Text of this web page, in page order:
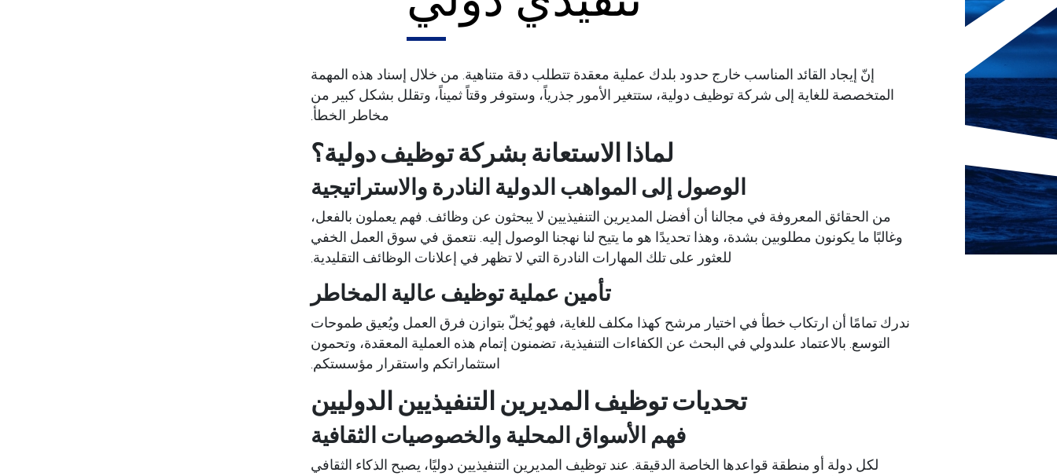
إنّ إيجاد القائد المناسب خارج حدود بلدك عملية معقدة تتطلب دقة متناهية. من خلال إسناد هذه المهمة
المتخصصة للغاية إلى شركة توظيف دولية، ستتغير الأمور جذرياً، وستوفر وقتاً ثميناً، وتقلل بشكل كبير من
مخاطر الخطأ.
لماذا الاستعانة بشركة توظيف دولية؟
الوصول إلى المواهب الدولية النادرة والاستراتيجية
من الحقائق المعروفة في مجالنا أن أفضل المديرين التنفيذيين لا يبحثون عن وظائف. فهم يعملون بالفعل،
وغالبًا ما يكونون مطلوبين بشدة، وهذا تحديدًا هو ما يتيح لنا نهجنا الوصول إليه. نتعمق في سوق العمل الخفي
للعثور على تلك المهارات النادرة التي لا تظهر في إعلانات الوظائف التقليدية.
تأمين عملية توظيف عالية المخاطر
ندرك تمامًا أن ارتكاب خطأ في اختيار مرشح كهذا مكلف للغاية، فهو يُخلّ بتوازن فرق العمل ويُعيق طموحات
التوسع. بالاعتماد علىدولي في البحث عن الكفاءات التنفيذية، تضمنون إتمام هذه العملية المعقدة، وتحمون
استثماراتكم واستقرار مؤسستكم.
تحديات توظيف المديرين التنفيذيين الدوليين
فهم الأسواق المحلية والخصوصيات الثقافية
لكل دولة أو منطقة قواعدها الخاصة الدقيقة. عند توظيف المديرين التنفيذيين دوليًا، يصبح الذكاء الثقافي